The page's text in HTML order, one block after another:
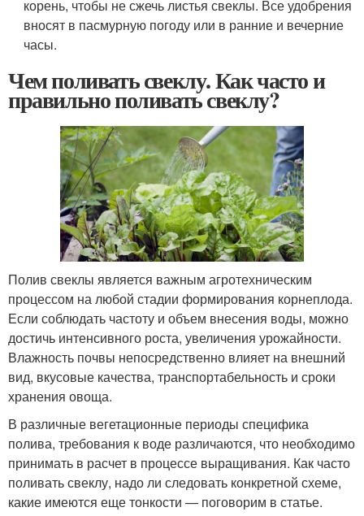
корень, чтобы не сжечь листья свеклы. Все удобрения
вносят в пасмурную погоду или в ранние и вечерние
часы.
Чем поливать свеклу. Как часто и
правильно поливать свеклу?
Полив свеклы является важным агротехническим
процессом на любой стадии формирования корнеплода.
Если соблюдать частоту и объем внесения воды, можно
достичь интенсивного роста, увеличения урожайности.
Влажность почвы непосредственно влияет на внешний
вид, вкусовые качества, транспортабельность и сроки
хранения овоща.
В различные вегетационные периоды специфика
полива, требования к воде различаются, что необходимо
принимать в расчет в процессе выращивания. Как часто
поливать свеклу, надо ли следовать конкретной схеме,
какие имеются еще тонкости — поговорим в статье.